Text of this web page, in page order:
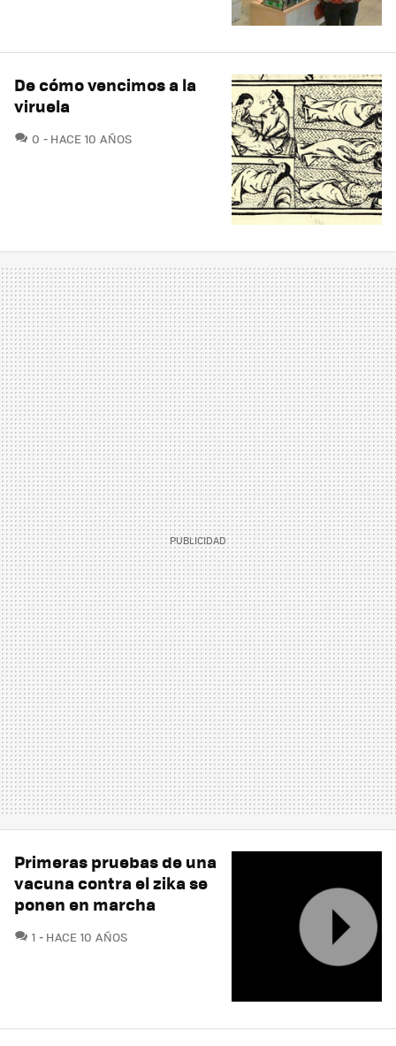
De cómo vencimos a la
viruela
0 COMENTARIOS
HACE 10 AÑOS
Primeras pruebas de una
vacuna contra el zika se
ponen en marcha
1 COMENTARIOS
HACE 10 AÑOS